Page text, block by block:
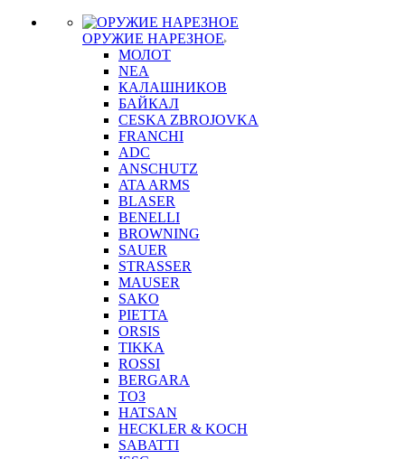
ОРУЖИЕ НАРЕЗНОЕ
МОЛОТ
NEA
КАЛАШНИКОВ
БАЙКАЛ
CESKA ZBROJOVKA
FRANCHI
ADC
ANSCHUTZ
ATA ARMS
BLASER
BENELLI
BROWNING
SAUER
STRASSER
MAUSER
SAKO
PIETTA
ORSIS
TIKKA
ROSSI
BERGARA
ТОЗ
HATSAN
HECKLER & KOCH
SABATTI